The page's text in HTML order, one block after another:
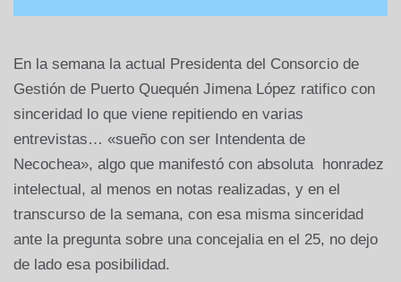
En la semana la actual Presidenta del Consorcio de
Gestión de Puerto Quequén Jimena López ratifico con
sinceridad lo que viene repitiendo en varias
entrevistas… «sueño con ser Intendenta de
Necochea», algo que manifestó con absoluta honradez
intelectual, al menos en notas realizadas, y en el
transcurso de la semana, con esa misma sinceridad
ante la pregunta sobre una concejalia en el 25, no dejo
de lado esa posibilidad.